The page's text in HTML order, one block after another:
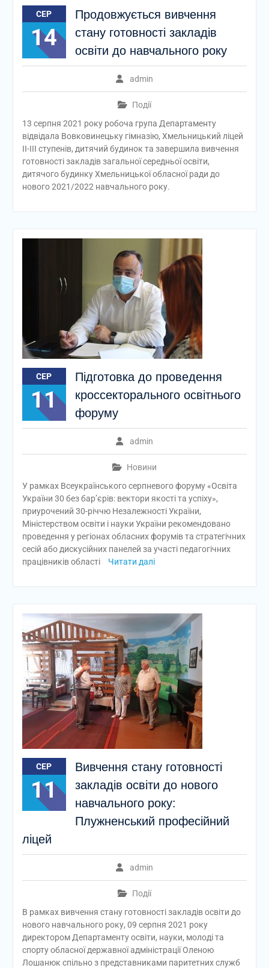
СЕР
14
Продовжується вивчення
стану готовності закладів
освіти до навчального року
admin
Події
13 серпня 2021 року робоча група Департаменту
відвідала Вовковинецьку гімназію, Хмельницький ліцей
ІІ-ІІІ ступенів, дитячий будинок та завершила вивчення
готовності закладів загальної середньої освіти,
дитячого будинку Хмельницької обласної ради до
нового 2021/2022 навчального року.
СЕР
11
Підготовка до проведення
кроссекторального освітнього
форуму
admin
Новини
У рамках Всеукраїнського серпневого форуму «Освіта
України 30 без бар’єрів: вектори якості та успіху»,
приурочений 30-річчю Незалежності України,
Міністерством освіти і науки України рекомендовано
проведення у регіонах обласних форумів та стратегічних
сесій або дискусійних панелей за участі педагогічних
працівників області
Читати далі
СЕР
11
Вивчення стану готовності
закладів освіти до нового
навчального року:
Плужненський професійний
ліцей
admin
Події
В рамках вивчення стану готовності закладів освіти до
нового навчального року, 09 серпня 2021 року
директором Департаменту освіти, науки, молоді та
спорту обласної державної адміністрації Оленою
Лошанюк спільно з представниками паритетних служб